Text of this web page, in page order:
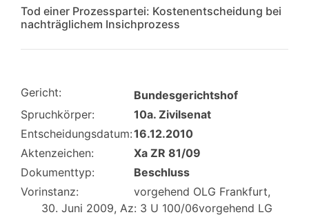
Tod einer Prozesspartei: Kostenentscheidung bei
nachträglichem Insichprozess
Gericht:
Bundesgerichtshof
Spruchkörper:
10a. Zivilsenat
Entscheidungsdatum:16.12.2010
Aktenzeichen:
Xa ZR 81/09
Dokumenttyp:
Beschluss
Vorinstanz:
vorgehend OLG Frankfurt,
30. Juni 2009, Az: 3 U 100/06vorgehend LG